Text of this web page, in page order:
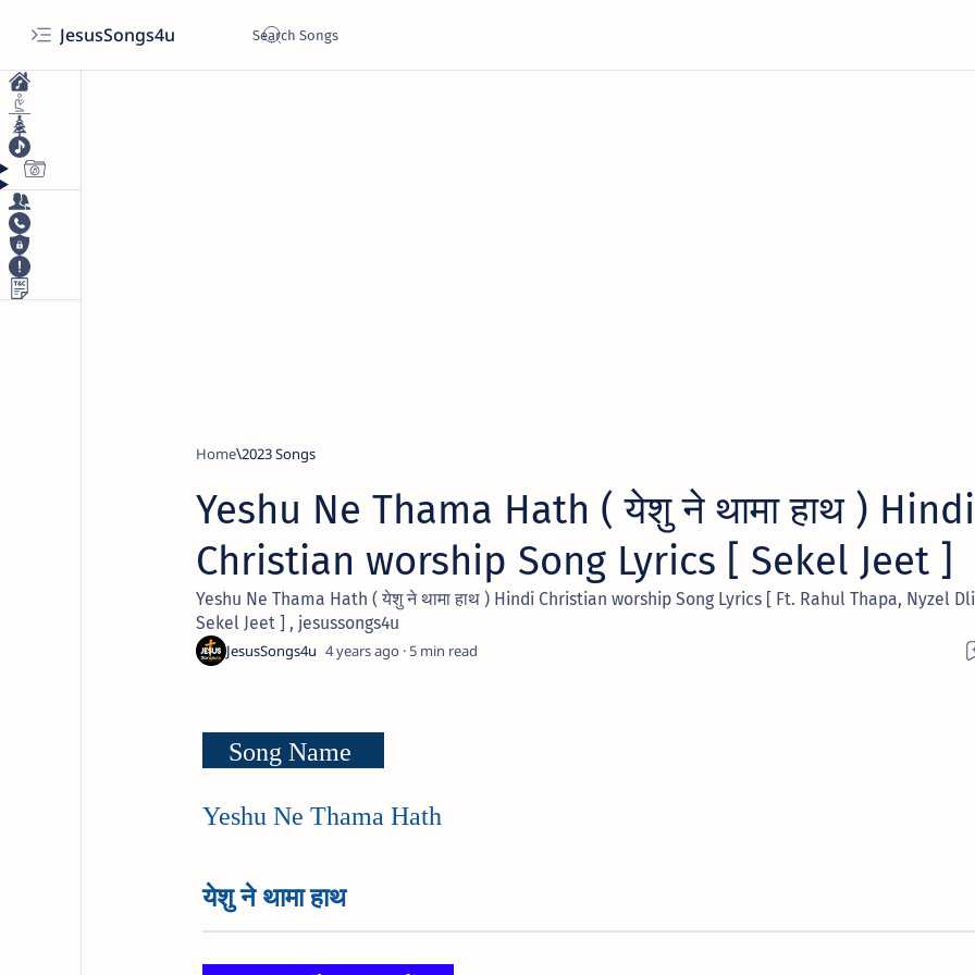
JesusSongs4u
Home 2023 Songs
Yeshu Ne Thama Hath ( येशु ने थामा हाथ ) Hindi
Christian worship Song Lyrics [ Sekel Jeet ]
Yeshu Ne Thama Hath ( येशु ने थामा हाथ ) Hindi Christian worship Song Lyrics [ Ft. Rahul Thapa, Nyzel
Sekel Jeet ] , jesussongs4u
4 years ago 5
Song Name
Yeshu Ne Thama Hath
येशु ने थामा हाथ